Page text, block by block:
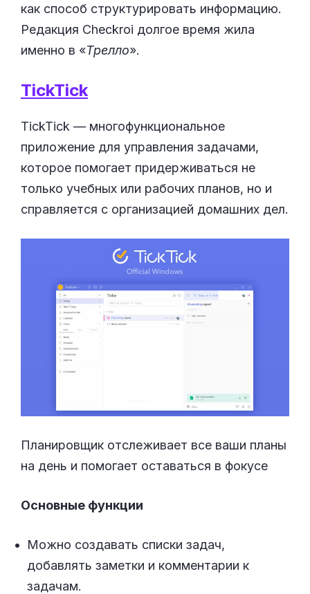
как способ структурировать информацию.
Редакция Checkroi долгое время жила
именно в «Трелло».
TickTick
TickTick — многофункциональное
приложение для управления задачами,
которое помогает придерживаться не
только учебных или рабочих планов, но и
справляется с организацией домашних дел.
Планировщик отслеживает все ваши планы
на день и помогает оставаться в фокусе
Основные функции
Можно создавать списки задач,
добавлять заметки и комментарии к
задачам.